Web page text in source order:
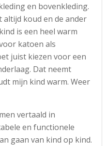
en bovenkleding.
koud en de ander
is een heel warm
katoen als
juist kiezen voor een
Dat neemt
mijn kind warm. Weer
vertaald in
en functionele
gaan van kind op kind.